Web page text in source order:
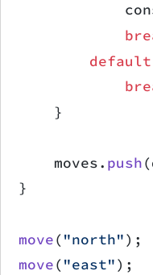
        default
    }
    moves.
push
}
move( "north");
move( "east");